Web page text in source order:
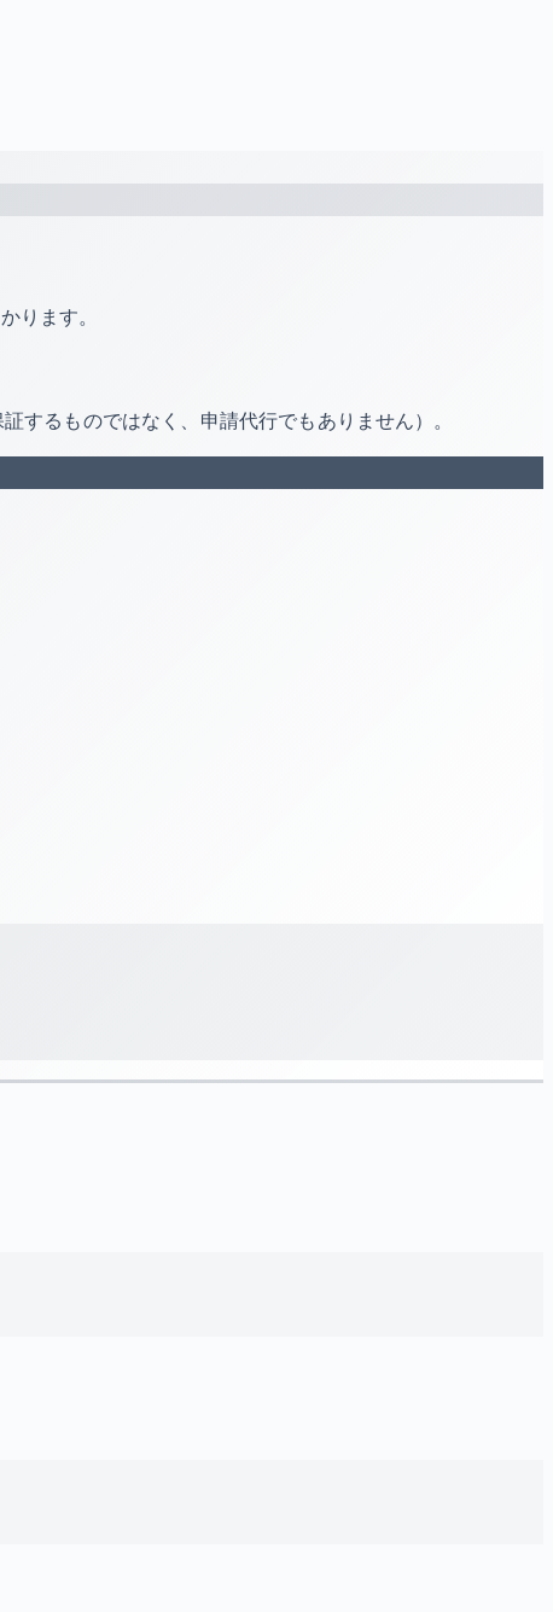
ります。
するものではなく、申請代行でもありません）。